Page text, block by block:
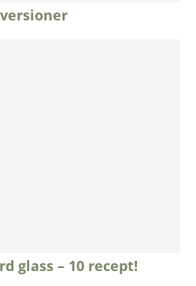
glass – 10 recept!